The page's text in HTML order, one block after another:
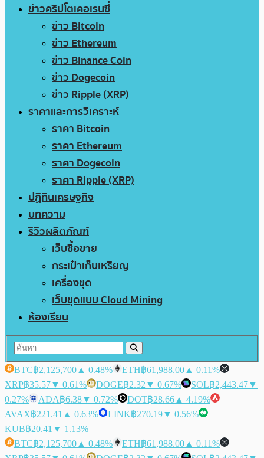
ข่าวคริปโตเคอเรนซี่
ข่าว Bitcoin
ข่าว Ethereum
ข่าว Binance Coin
ข่าว Dogecoin
ข่าว Ripple (XRP)
ราคาและการวิเคราะห์
ราคา Bitcoin
ราคา Ethereum
ราคา Dogecoin
ราคา Ripple (XRP)
ปฏิทินเศรษฐกิจ
บทความ
รีวิวผลิตภัณฑ์
เว็บซื้อขาย
กระเป๋าเก็บเหรียญ
เครื่องขุด
เว็บขุดแบบ Cloud Mining
ห้องเรียน
BTC฿2,125,700 ▲ 0.48% ETH฿61,988.00 ▲ 0.11%
XRP฿35.57▼ 0.61% DOGE฿2.32 ▼ 0.67% SOL฿2,443.47▼
0.27%
ADA฿6.38▼ 0.72% DOT฿28.66 ▲ 4.19%
AVAX฿221.41 ▲ 0.63% LINK฿270.19▼ 0.56%
KUB฿20.41 ▼ 1.13%
BTC฿2,125,700 ▲ 0.48% ETH฿61,988.00 ▲ 0.11%